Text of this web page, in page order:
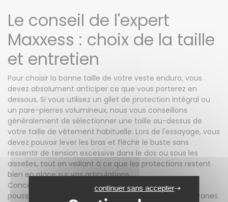
Le conseil de l'expert
Maxxess : choix de la taille
et entretien
Pour choisir la bonne taille de votre veste enduro, vous
devez absolument anticiper ce que vous porterez en
dessous. Si vous utilisez un gilet de protection intégral ou
un pare-pierres volumineux, nous vous conseillons
généralement de sélectionner une taille au-dessus de
votre taille de vêtement habituelle. Lors de l'essayage, vous
devez pouvoir lever les bras et fléchir le buste sans
ressentir de tension excessive dans le dos ou sous les
aisselles, tout en veillant à ce que les protections restent
bien en place sur vos articulations.
Concernant l'entretien, les projections de boue et la
poussière mettent les fermetures éclair et les membranes
continuer sans accepter